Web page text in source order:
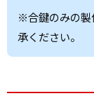
※合鍵のみの製
承ください。